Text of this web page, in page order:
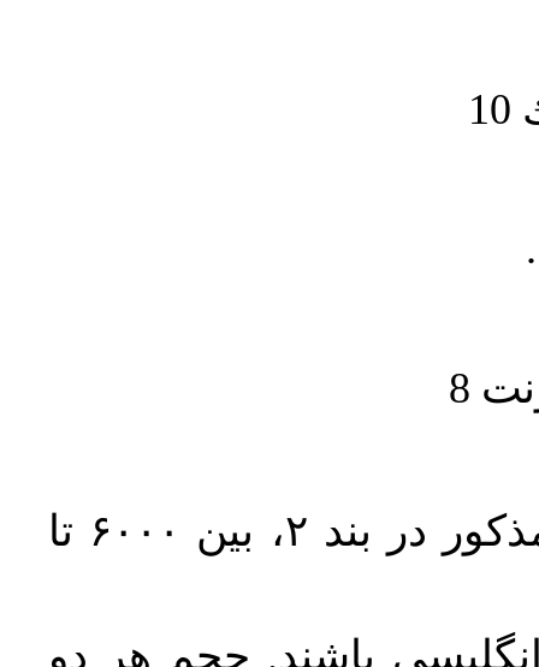
حجم کل مقاله با احتساب تمام بخش‌های مذکور در بند ۲، بین ۶۰۰۰ تا
باشند. حجم هر دو